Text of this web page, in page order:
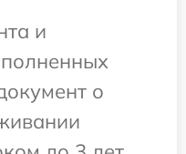
и
о